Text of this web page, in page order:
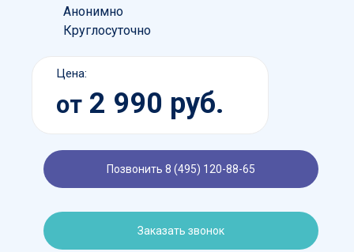
Анонимно
Круглосуточно
Цена:
от 2 990 руб.
Позвонить 8 (495) 120-88-65
Заказать звонок